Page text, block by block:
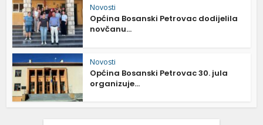
Novosti
Općina Bosanski Petrovac dodijelila
novčanu...
Novosti
Općina Bosanski Petrovac 30. jula
organizuje...